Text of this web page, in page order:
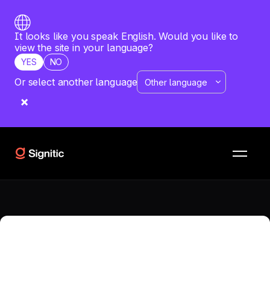
It looks like you speak English. Would you like to
view the site in your language?
YES NO
Or select another language
Qual è il software più adatto alla tua azienda? Vuoi
confrontare Hubspot Generator con weadvocacy? Scopri